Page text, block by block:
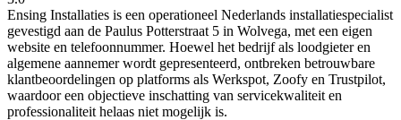
Ensing Installaties is een operationeel Nederlands installatiespecialist
gevestigd aan de Paulus Potterstraat 5 in Wolvega, met een eigen
website en telefoonnummer. Hoewel het bedrijf als loodgieter en
algemene aannemer wordt gepresenteerd, ontbreken betrouwbare
klantbeoordelingen op platforms als Werkspot, Zoofy en Trustpilot,
waardoor een objectieve inschatting van servicekwaliteit en
professionaliteit helaas niet mogelijk is.